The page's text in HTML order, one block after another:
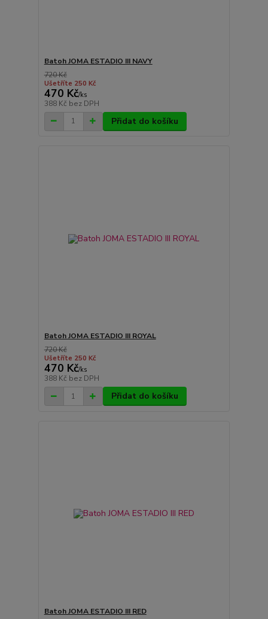
Batoh JOMA ESTADIO III NAVY
720 Kč
Ušetříte 250 Kč
470 Kč/ks
388 Kč bez DPH
Přidat do košíku
Batoh JOMA ESTADIO III ROYAL
720 Kč
Ušetříte 250 Kč
470 Kč/ks
388 Kč bez DPH
Přidat do košíku
Batoh JOMA ESTADIO III RED